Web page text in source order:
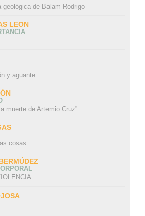
geológica de Balam Rodrigo
LEON
y aguante
muerte de Artemio Cruz”
cosas